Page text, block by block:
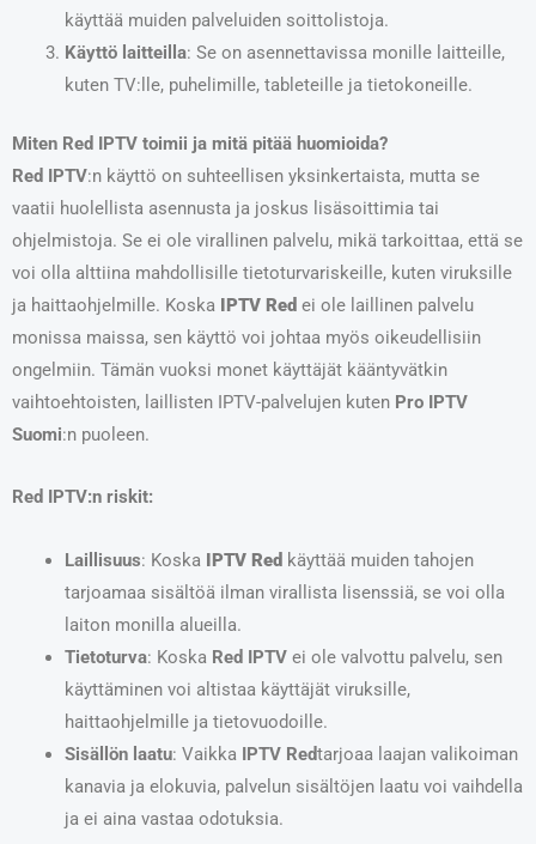
käyttää muiden palveluiden soittolistoja.
Käyttö laitteilla: Se on asennettavissa monille laitteille,
kuten TV:lle, puhelimille, tableteille ja tietokoneille.
Miten Red IPTV toimii ja mitä pitää huomioida?
Red IPTV:n käyttö on suhteellisen yksinkertaista, mutta se
vaatii huolellista asennusta ja joskus lisäsoittimia tai
ohjelmistoja. Se ei ole virallinen palvelu, mikä tarkoittaa, että se
voi olla alttiina mahdollisille tietoturvariskeille, kuten viruksille
ja haittaohjelmille. Koska IPTV Red ei ole laillinen palvelu
monissa maissa, sen käyttö voi johtaa myös oikeudellisiin
ongelmiin. Tämän vuoksi monet käyttäjät kääntyvätkin
vaihtoehtoisten, laillisten IPTV-palvelujen kuten Pro IPTV
Suomi:n puoleen.
Red IPTV:n riskit:
Laillisuus: Koska IPTV Red käyttää muiden tahojen
tarjoamaa sisältöä ilman virallista lisenssiä, se voi olla
laiton monilla alueilla.
Tietoturva: Koska Red IPTVei ole valvottu palvelu, sen
käyttäminen voi altistaa käyttäjät viruksille,
haittaohjelmille ja tietovuodoille.
Sisällön laatu: Vaikka IPTV Redtarjoaa laajan valikoiman
kanavia ja elokuvia, palvelun sisältöjen laatu voi vaihdella
ja ei aina vastaa odotuksia.